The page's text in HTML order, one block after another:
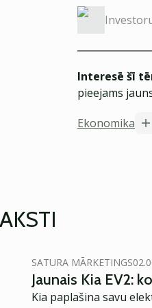
Interesē šī
pieejams
Ekonomika
SATURA MĀRKETINGS
Jaunais Kia EV2:
Kia paplašina savu